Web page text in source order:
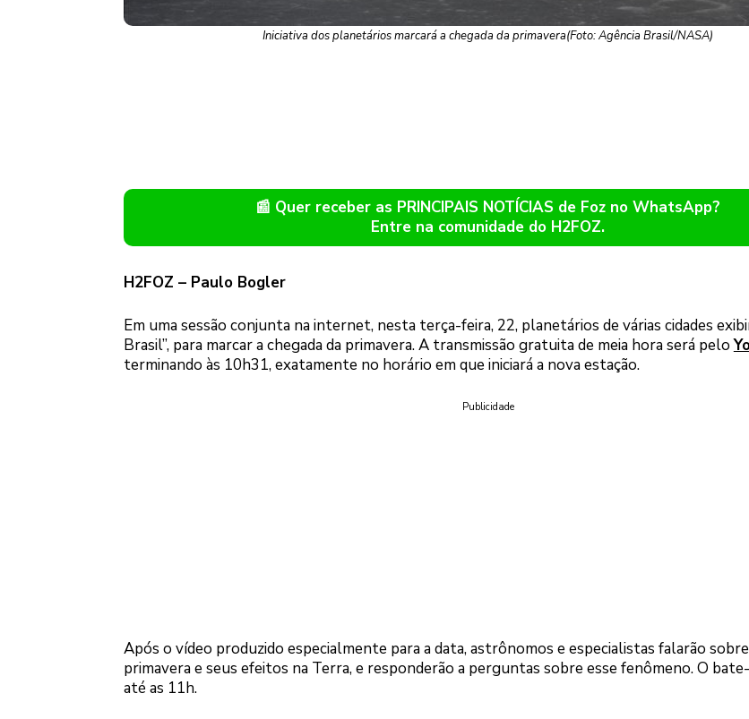
Iniciativa dos planetários marcará a chegada da primavera(Foto: Agência Brasil/NASA)
📰 Quer receber as PRINCIPAIS NOTÍCIAS de Foz no WhatsApp?
Entre na comunidade do H2FOZ.
H2FOZ – Paulo Bogler
Em uma sessão conjunta na internet, nesta terça-feira, 22, planetários de várias cidades
Brasil”, para marcar a chegada da primavera. A transmissão gratuita de meia hora será pelo
terminando às 10h31, exatamente no horário em que iniciará a nova estação.
Publicidade
Após o vídeo produzido especialmente para a data, astrônomos e especialistas falarão
primavera e seus efeitos na Terra, e responderão a perguntas sobre esse fenômeno. O
até as 11h.